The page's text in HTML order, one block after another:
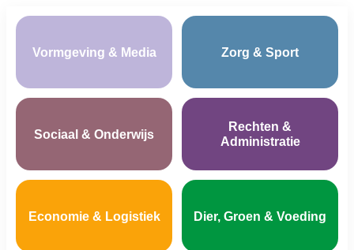
Vormgeving & Media Zorg & Sport
Sociaal & Onderwijs
Rechten &
Administratie
Economie & Logistiek Dier, Groen & Voeding